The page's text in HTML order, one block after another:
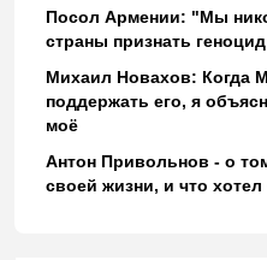
Посол Армении: "Мы
страны признать
Михаил Новахов: Когда
поддержать его, я
моё
Антон Привольнов - о
своей жизни, и что